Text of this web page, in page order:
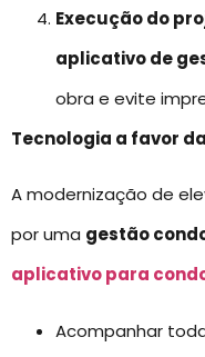
Execução do
aplicativo de
obra e evite
Tecnologia a favor
A modernização de
por uma gestão
aplicativo para
Acompanhar